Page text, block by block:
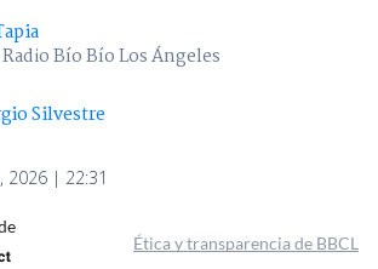
Bío Bío Los Ángeles
Silvestre
2026 | 22:31
Ética y transparencia de BBCL